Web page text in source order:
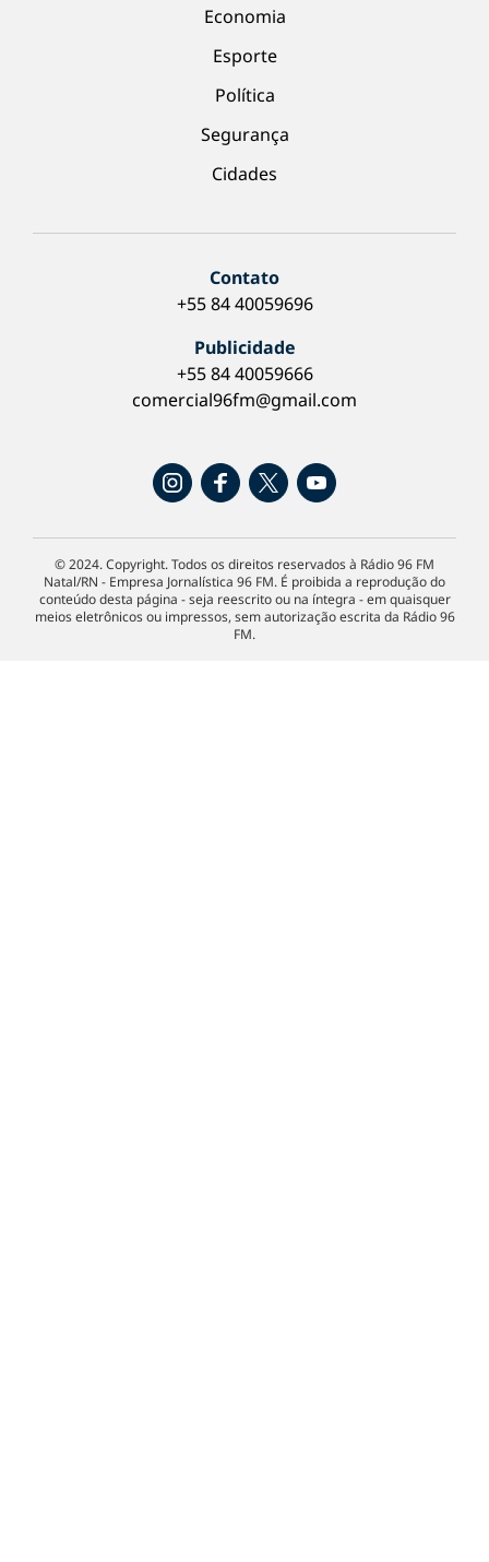
Economia
Esporte
Política
Segurança
Cidades
Contato
+55 84 40059696
Publicidade
+55 84 40059666
comercial96fm@gmail.com
© 2024. Copyright. Todos os direitos reservados à Rádio 96 FM
Natal/RN - Empresa Jornalística 96 FM. É proibida a reprodução do
conteúdo desta página - seja reescrito ou na íntegra - em quaisquer
meios eletrônicos ou impressos, sem autorização escrita da Rádio 96
FM.